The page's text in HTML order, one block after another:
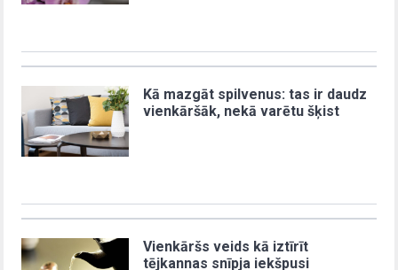
Kā mazgāt spilvenus: tas ir daudz
vienkāršāk, nekā varētu šķist
Vienkāršs veids kā iztīrīt
tējkannas snīpja iekšpusi